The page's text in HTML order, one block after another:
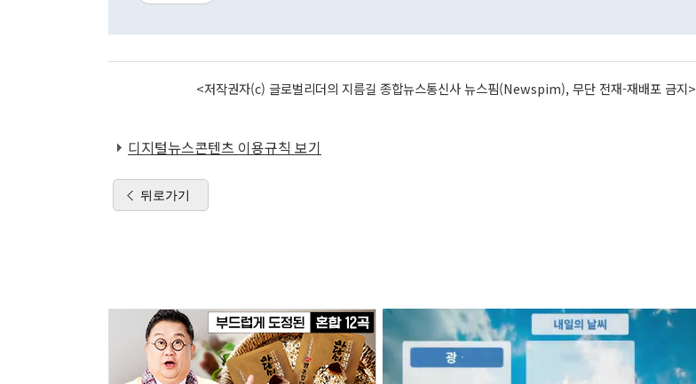
<저작권자(c) 글로벌리더의 지름길 종합뉴스통신사 뉴스핌(Newspim), 무단 전재-재배포 금지>
디지털뉴스콘텐츠 이용규칙 보기
뒤로가기